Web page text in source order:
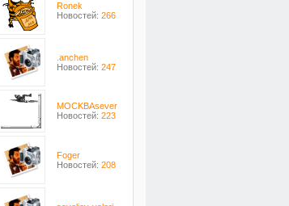
Ronek
Новостей: 266
.anchen
Новостей: 247
MOCKBAsever
Новостей: 223
Foger
Новостей: 208